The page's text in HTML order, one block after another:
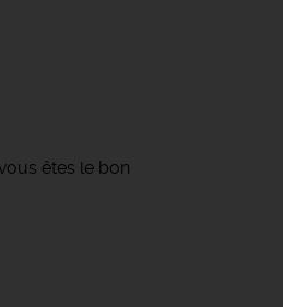
êtes le bon